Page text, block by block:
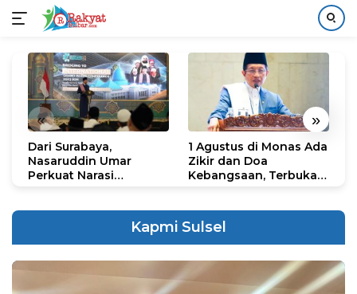
konten
« »
Dari Surabaya,
Nasaruddin Umar
Perkuat Narasi
1 Agustus di Monas Ada
Zikir dan Doa
Kebangsaan, Terbuka
Kapmi Sulsel